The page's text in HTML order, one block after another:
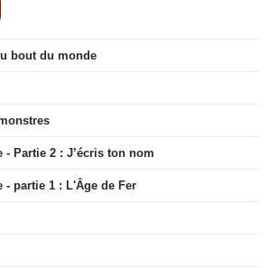
bout du monde
- Partie 2 : J’écris ton nom
- partie 1 : L'Âge de Fer